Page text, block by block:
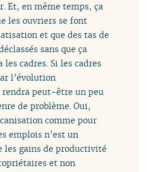
Et, en même temps, ça
les ouvriers se font
et que des tas de
sans que ça
les cadres. Si les cadres
l’évolution
rendra peut-être un peu
de problème. Oui,
comme pour
emplois n’est un
les gains de productivité
et non